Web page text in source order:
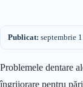
Publicat: septembrie
Problemele dentare
îngrijorare pentru